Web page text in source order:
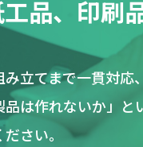
品、印刷
立てまで一貫対応
は作れないか」と
さい。